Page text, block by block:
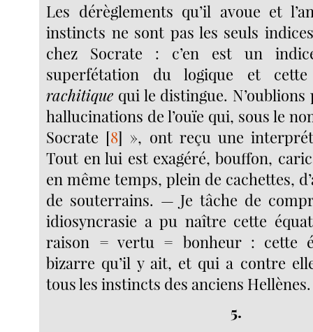
Les dérèglements qu’il avoue et
instincts ne sont pas les seuls
chez Socrate : c’en est un
superfétation du logique et
rachitique qui le distingue.
hallucinations de l’ouïe qui, sous le
Socrate [8] », ont reçu une
Tout en lui est exagéré, bouffon,
en même temps, plein de cachettes,
de souterrains. — Je tâche de
idiosyncrasie a pu naître cette
raison = vertu = bonheur : cette
bizarre qu’il y ait, et qui a contre
tous les instincts des anciens Hellènes.
5.